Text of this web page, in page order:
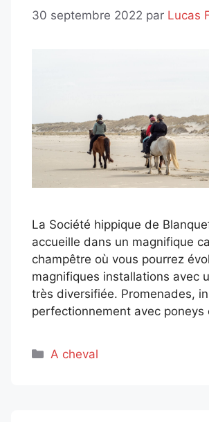
30 septembre 2022 par Lucas
La Société hippique de
accueille dans un magnifique
champêtre où vous pourrez
magnifiques installations avec
très diversifiée. Promenades,
perfectionnement avec poneys
Catégories
A cheval